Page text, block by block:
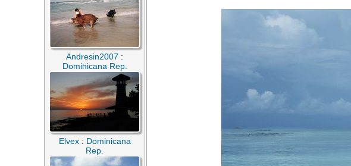
Andresin2007 :
Dominicana Rep.
Elvex: Dominicana
Rep.